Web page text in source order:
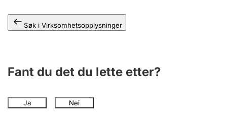
Søk i Virksomhetsopplysninger
Fant du det du lette etter?
Ja Nei